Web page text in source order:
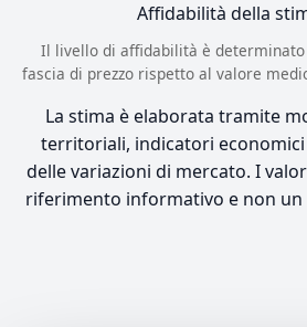
Affidabilità della
Il livello di affidabilità è determinato
fascia di prezzo rispetto al valore
La stima è elaborata tramite
territoriali, indicatori
delle variazioni di mercato. I
riferimento informativo e non un